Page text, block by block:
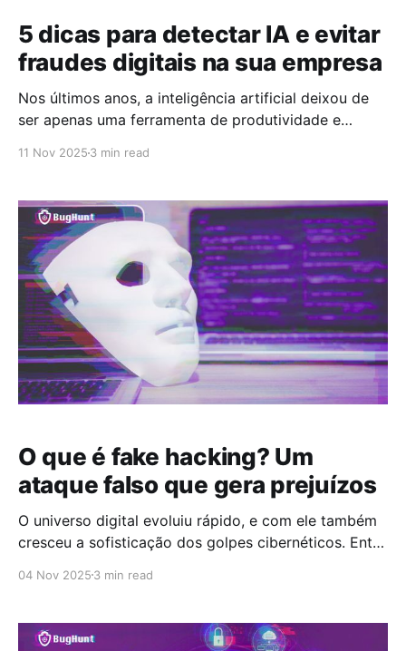
5 dicas para detectar IA e evitar
fraudes digitais na sua empresa
Nos últimos anos, a inteligência artificial deixou de
ser apenas uma ferramenta de produtividade e
impecáveis, vozes clonadas e vídeos hiper-realistas.
Segundo o Data
11 Nov 2025 3 min read
O que é fake hacking? Um
ataque falso que gera prejuízos
O universo digital evoluiu rápido, e com ele também
cresceu a sofisticação dos golpes cibernéticos. Entre
fake hacking, ou falso hacking. Diferente de um
comprometer sistemas, o fake hacking simula uma
04 Nov 2025 3 min read